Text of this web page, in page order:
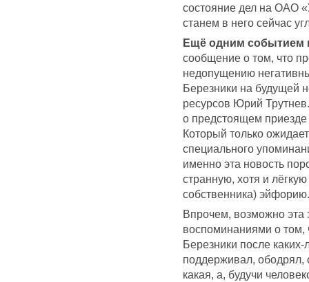
состояние дел на ОАО
станем в него сейчас
Ещё одним событием
сообщение о том, что
недопущению
Березники на будущей
ресурсов Юрий
о предстоящем
Который только
специального
именно эта новость
странную, хотя и
собственника)
Впрочем, возможно
воспоминаниями о том,
Березники после
поддерживал, ободрял,
какая, а, будучи